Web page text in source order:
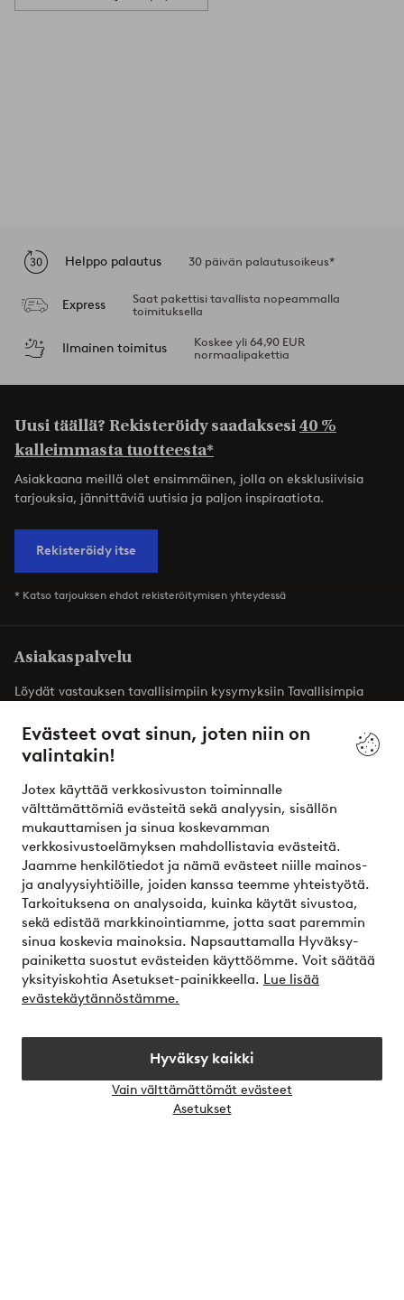
Evästeet ovat sinun, joten niin on
valintakin!
Jotex käyttää verkkosivuston toiminnalle
välttämättömiä evästeitä sekä analyysin, sisällön
mukauttamisen ja sinua koskevamman
verkkosivustoelämyksen mahdollistavia evästeitä.
Jaamme henkilötiedot ja nämä evästeet niille mainos-
ja analyysiyhtiöille, joiden kanssa teemme yhteistyötä.
Tarkoituksena on analysoida, kuinka käytät sivustoa,
sekä edistää markkinointiamme, jotta saat paremmin
sinua koskevia mainoksia. Napsauttamalla Hyväksy-
painiketta suostut evästeiden käyttöömme. Voit säätää
yksityiskohtia Asetukset-painikkeella. Lue lisää
evästekäytännöstämme.
Hyväksy kaikki
Vain välttämättömät evästeet
Asetukset
Helppo palautus 30 päivän palautusoikeus*
Express
Saat pakettisi tavallista nopeammalla
toimituksella
Ilmainen toimitus
Koskee yli 64,90 EUR
normaalipakettia
Uusi täällä? Rekisteröidy saadaksesi40 %
kalleimmasta tuotteesta*
Asiakkaana meillä olet ensimmäinen, jolla on eksklusiivisia
tarjouksia, jännittäviä uutisia ja paljon inspiraatiota.
Rekisteröidy itse
* Katso tarjouksen ehdot rekisteröitymisen yhteydessä
Asiakaspalvelu
Löydät vastauksen tavallisimpiin kysymyksiin Tavallisimpia
Asiakaspalvelu
Omat sivut
Tietoa Jotexista
Palvelumme
Ehdot
Ystävät
Turvalliset maksut – maksa nyt tai erissä